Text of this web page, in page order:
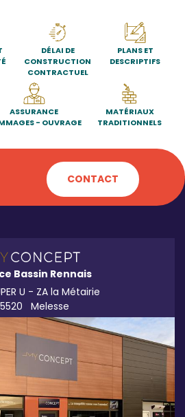
DÉLAI DE
CONSTRUCTION
CONTRACTUEL
PLANS ET
DESCRIPTIFS
ASSURANCE
- OUVRAGE
MATÉRIAUX
TRADITIONNELS
CONTACT
Bassin Rennais
U - ZA la Métairie
Melesse